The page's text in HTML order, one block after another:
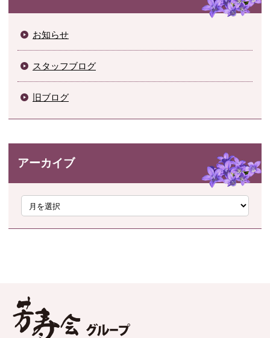
お知らせ
スタッフブログ
旧ブログ
アーカイブ